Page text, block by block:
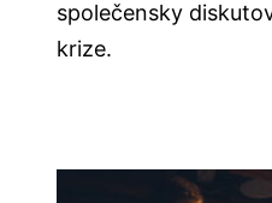
společensky
krize.